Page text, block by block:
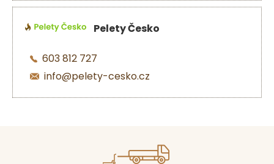
Pelety Česko
603 812 727
info@pelety-cesko.cz